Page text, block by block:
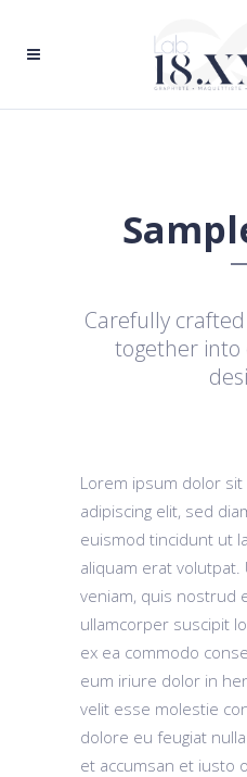
Carefully
together into
Lorem ipsum dolor
adipiscing elit, sed
euismod tincidunt ut
aliquam erat volutpat.
veniam, quis nostrud
ullamcorper suscipit
ex ea commodo
eum iriure dolor in
velit esse molestie
dolore eu feugiat
et accumsan et iusto